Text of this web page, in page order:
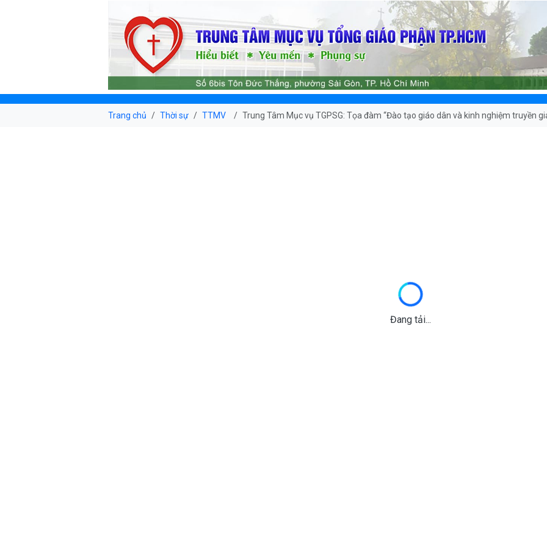
Trang chủ Thời sự TTMV Trung Tâm Mục vụ TGPSG: Tọa đàm “Đào tạo giáo dân và kinh nghiệm truyền
Đang tải...